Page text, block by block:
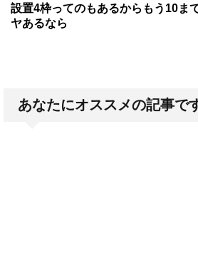
設置4枠ってのもあるからもう10ま
ヤあるなら
あなたにオススメの記事で